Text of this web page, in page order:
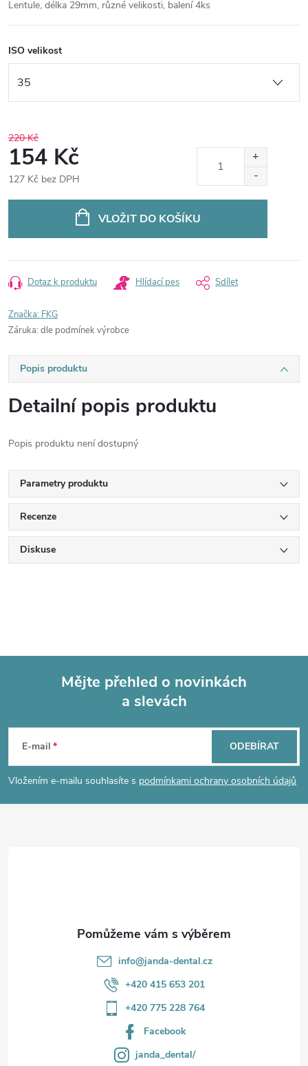
Lentule, délka 29mm, různé velikosti, balení 4ks
ISO velikost
220 Kč
154 Kč
127 Kč bez DPH
VLOŽIT DO KOŠÍKU
Dotaz k produktu Hlídací pes Sdílet
Značka: FKG
Záruka: dle podmínek výrobce
Popis produktu
Detailní popis produktu
Popis produktu není dostupný
Parametry produktu
Recenze
Diskuse
p
a
Mějte přehled o novinkách
a slevách
E-mail
Vložením e-mailu souhlasíte s podmínkami ochrany osobních údajů
ODEBÍRAT
info@janda-dental.cz
+420 415 653 201
+420 775 228 764
Facebook
janda_dental/